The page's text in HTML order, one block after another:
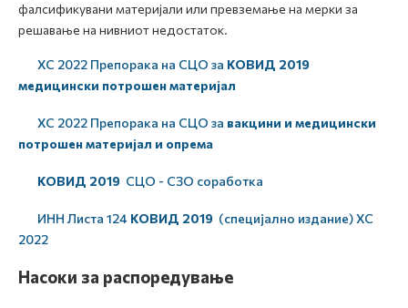
фалсификувани материјали или превземање на мерки за
решавање на нивниот недостаток.
ХС 2022 Препорака на СЦО за КОВИД 2019
медицински потрошен материјал
ХС 2022 Препорака на СЦО за вакцини и медицински
потрошен материјал и опрема
КОВИД 2019 СЦО - СЗО соработка
ИНН Листа 124 КОВИД 2019 (специјално издание) ХС
2022
Нaсоки за распоредување